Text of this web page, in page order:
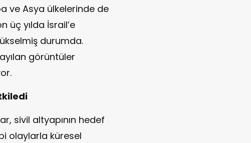
ve Asya ülkelerinde de
üç yılda İsrail’e
durumda.
görüntüler
sivil altyapının hedef
olaylarla küresel